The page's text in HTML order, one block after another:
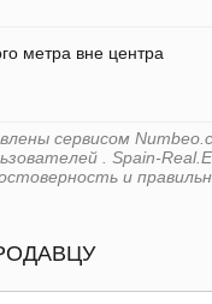
метра вне центра
сервисом
. Spain-
и